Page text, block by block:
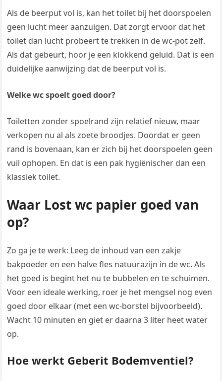
Als de beerput vol is, kan het toilet bij het doorspoelen
geen lucht meer aanzuigen. Dat zorgt ervoor dat het
toilet dan lucht probeert te trekken in de wc-pot zelf.
Als dat gebeurt, hoor je een klokkend geluid. Dat is een
duidelijke aanwijzing dat de beerput vol is.
Welke wc spoelt goed door?
Toiletten zonder spoelrand zijn relatief nieuw, maar
verkopen nu al als zoete broodjes. Doordat er geen
rand is bovenaan, kan er zich bij het doorspoelen geen
vuil ophopen. En dat is een pak hygiënischer dan een
klassiek toilet.
Waar Lost wc papier goed van
op?
Zo ga je te werk: Leeg de inhoud van een zakje
bakpoeder en een halve fles natuurazijn in de wc. Als
het goed is begint het nu te bubbelen en te schuimen.
Voor een ideale werking, roer je het mengsel nog even
goed door elkaar (met een wc-borstel bijvoorbeeld).
Wacht 10 minuten en giet er daarna 3 liter heet water
op.
Hoe werkt Geberit Bodemventiel?